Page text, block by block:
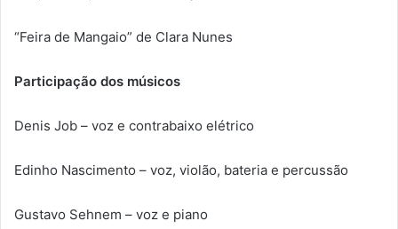
“Feira de Mangaio” de Clara Nunes
Participação dos músicos
Denis Job – voz e contrabaixo elétrico
Edinho Nascimento – voz, violão, bateria e percussão
Gustavo Sehnem – voz e piano